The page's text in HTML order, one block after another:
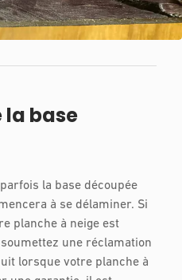
la base
la base découpée
à se délaminer. Si
planche à neige est
une réclamation
lorsque votre planche à